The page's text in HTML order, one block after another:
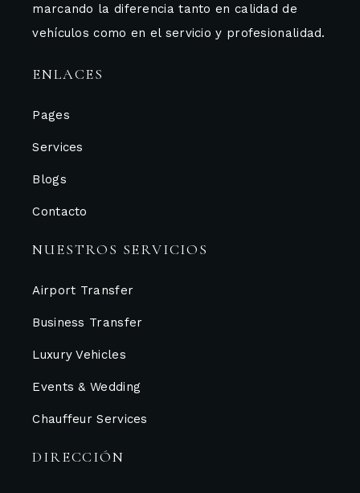
marcando la diferencia tanto en calidad de
vehículos como en el servicio y profesionalidad.
ENLACES
Pages
Services
Blogs
Contacto
NUESTROS SERVICIOS
Airport Transfer
Business Transfer
Luxury Vehicles
Events & Wedding
Chauffeur Services
DIRECCIÓN